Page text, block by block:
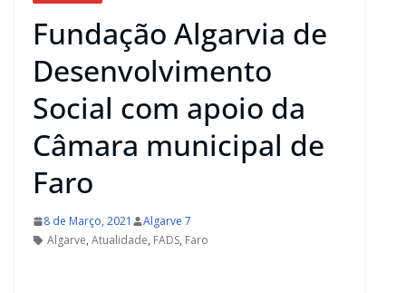
Fundação Algarvia de
Desenvolvimento
Social com apoio da
Câmara municipal de
Faro
8 de Março, 2021
Algarve 7
Algarve, Atualidade, FADS, Faro